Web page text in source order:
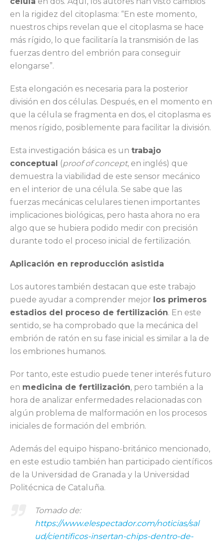
en la rigidez del citoplasma: “En este momento,
nuestros chips revelan que el citoplasma se hace
más rígido, lo que facilitaría la transmisión de las
fuerzas dentro del embrión para conseguir
elongarse”.
Esta elongación es necesaria para la posterior
división en dos células. Después, en el momento en
que la célula se fragmenta en dos, el citoplasma es
menos rígido, posiblemente para facilitar la división.
Esta investigación básica es un trabajo
conceptual (proof of concept, en inglés) que
demuestra la viabilidad de este sensor mecánico
en el interior de una célula. Se sabe que las
fuerzas mecánicas celulares tienen importantes
implicaciones biológicas, pero hasta ahora no era
algo que se hubiera podido medir con precisión
durante todo el proceso inicial de fertilización.
Aplicación en reproducción asistida
Los autores también destacan que este trabajo
puede ayudar a comprender mejor los primeros
estadios del proceso de fertilización. En este
sentido, se ha comprobado que la mecánica del
embrión de ratón en su fase inicial es similar a la de
los embriones humanos.
Por tanto, este estudio puede tener interés futuro
en medicina de fertilización, pero también a la
hora de analizar enfermedades relacionadas con
algún problema de malformación en los procesos
iniciales de formación del embrión.
Además del equipo hispano-británico mencionado,
en este estudio también han participado científicos
de la Universidad de Granada y la Universidad
Politécnica de Cataluña.
Tomado de:
https://www.elespectador.com/noticias/sal
ud/cientificos-insertan-chips-dentro-de-